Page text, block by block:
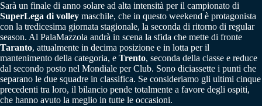
Sarà un finale di anno solare ad alta intensità per il campionato di
SuperLega di volley maschile, che in questo weekend è protagonista
con la tredicesima giornata stagionale, la seconda di ritorno di regular
season. Al PalaMazzola andrà in scena la sfida che mette di fronte
Taranto, attualmente in decima posizione e in lotta per il
mantenimento della categoria, e Trento, seconda della classe e reduce
dal secondo posto nel Mondiale per Club. Sono diciassette i punti che
separano le due squadre in classifica. Se consideriamo gli ultimi cinque
precedenti tra loro, il bilancio pende totalmente a favore degli ospiti,
che hanno avuto la meglio in tutte le occasioni.